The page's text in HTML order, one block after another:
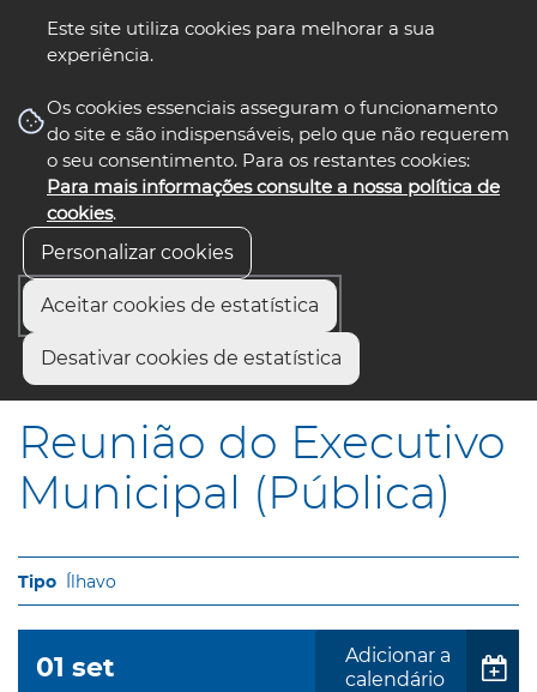
Este site utiliza cookies para melhorar a sua
experiência.
Os cookies essenciais asseguram o funcionamento
do site e são indispensáveis, pelo que não requerem
o seu consentimento. Para os restantes cookies:
Para mais informações consulte a nossa política de
cookies.
Personalizar cookies
Aceitar cookies de estatística
Desativar cookies de estatística
nos select language
Início
Reunião do Executivo Municipal (Pública)
Reunião do Executivo
Municipal (Pública)
Ílhavo
01 set
Adicionar a
calendário